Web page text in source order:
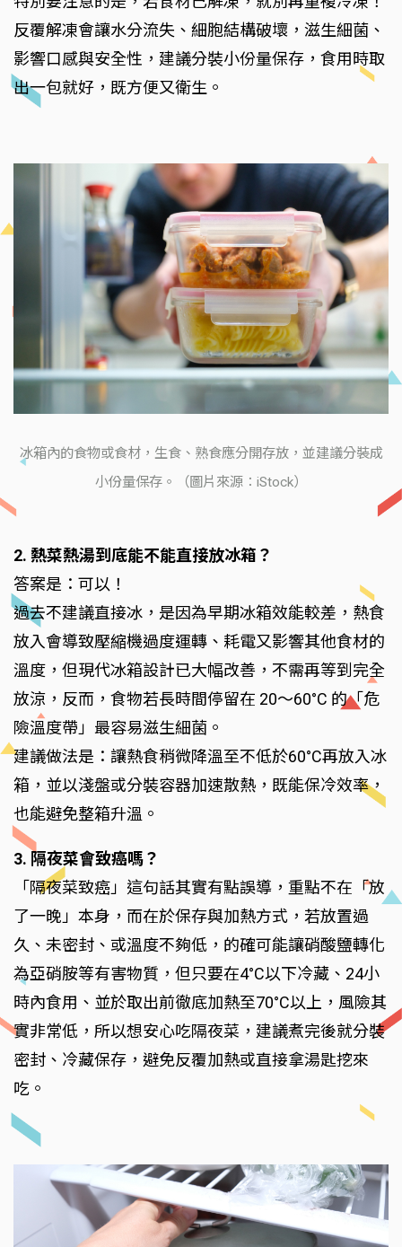
反覆解凍會讓水分流失、細胞結構破壞，滋生細菌、
影響口感與安全性，建議分裝小份量保存，食用時取
出一包就好，既方便又衛生。
冰箱內的食物或食材，生食、熟食應分開存放，並建議分裝成
小份量保存。（圖片來源：iStock）
2. 熱菜熱湯到底能不能直接放冰箱？
答案是：可以！
過去不建議直接冰，是因為早期冰箱效能較差，熱食
放入會導致壓縮機過度運轉、耗電又影響其他食材的
溫度，但現代冰箱設計已大幅改善，不需再等到完全
放涼，反而，食物若長時間停留在 20～60°C 的「危
險溫度帶」最容易滋生細菌。
建議做法是：讓熱食稍微降溫至不低於60°C再放入冰
箱，並以淺盤或分裝容器加速散熱，既能保冷效率，
也能避免整箱升溫。
3. 隔夜菜會致癌嗎？
「隔夜菜致癌」這句話其實有點誤導，重點不在「放
了一晚」本身，而在於保存與加熱方式，若放置過
久、未密封、或溫度不夠低，的確可能讓硝酸鹽轉化
為亞硝胺等有害物質，但只要在4°C以下冷藏、24小
時內食用、並於取出前徹底加熱至70°C以上，風險其
實非常低，所以想安心吃隔夜菜，建議煮完後就分裝
密封、冷藏保存，避免反覆加熱或直接拿湯匙挖來
吃。